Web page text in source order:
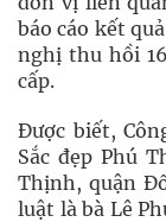
báo cáo kết
nghị thu hồi
cấp.
Được biết,
Sắc đẹp Phú
Thịnh, quận
luật là bà Lê